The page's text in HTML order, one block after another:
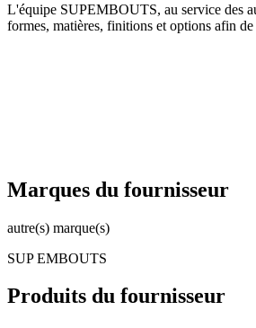
L'équipe SUPEMBOUTS, au service des
formes, matières, finitions et options afin
Marques du fournisseur
autre(s) marque(s)
SUP EMBOUTS
Produits du fournisseur